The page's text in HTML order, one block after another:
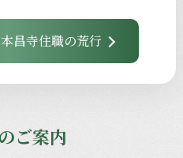
昌寺住職の荒行
ご案内